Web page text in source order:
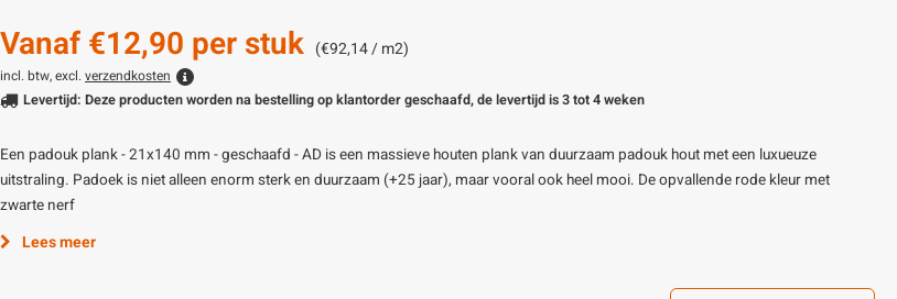
Olie en lak - voor binnen
Houtvuller
Alle poten & onderstellen
Vanaf€12,90 per stuk (€92,14 / m2)
incl. btw, excl. verzendkosten
Levertijd: Deze producten worden na bestelling op klantorder geschaafd, de levertijd is 3 tot 4 weken
Een padouk plank - 21x140 mm - geschaafd - AD is een massieve houten plank van duurzaam padouk hout met een luxueuze
uitstraling. Padoek is niet alleen enorm sterk en duurzaam (+25 jaar), maar vooral ook heel mooi. De opvallende rode kleur met
zwarte nerf
Lees meer